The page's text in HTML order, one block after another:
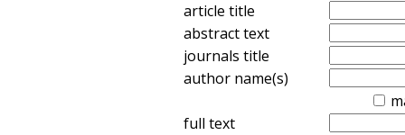
article title
abstract text
journals title
author name(s)
full text